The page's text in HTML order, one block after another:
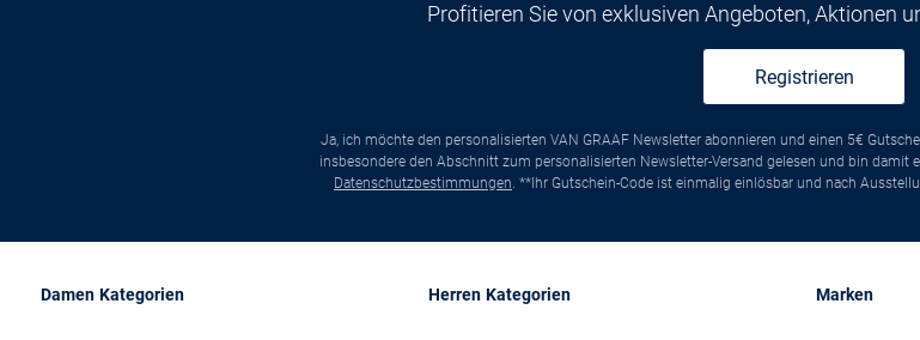
Profitieren Sie von exklusiven Angeboten, Aktionen
Registrieren
Ja, ich möchte den personalisierten VAN GRAAF Newsletter abonnieren und einen 5€
insbesondere den Abschnitt zum personalisierten Newsletter-Versand gelesen und bin damit
Datenschutzbestimmungen. **Ihr Gutschein-Code ist einmalig einlösbar und nach
Damen Kategorien Herren Kategorien Marken